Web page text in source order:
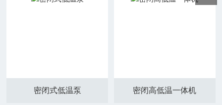
密闭式低温泵 密闭高低温一体机